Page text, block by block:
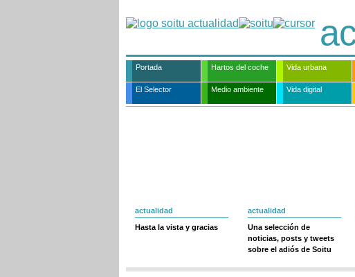
Portada Hartos del coche Vida urbana
El Selector Medio ambiente Vida digital
actualidad
Hasta la vista y gracias
actualidad
Una selección de
noticias, posts y tweets
sobre el adiós de Soitu